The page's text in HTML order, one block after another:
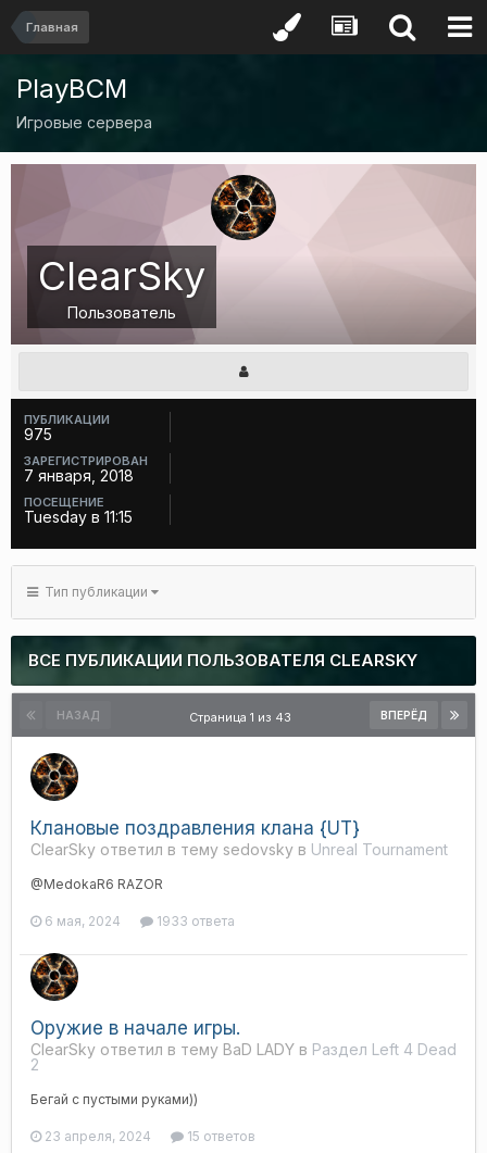
Главная
PlayBCM
Игровые сервера
ClearSky
Пользователь
ПУБЛИКАЦИИ
975
ЗАРЕГИСТРИРОВАН
7 января, 2018
ПОСЕЩЕНИЕ
Tuesday в 11:15
Тип публикации
ВСЕ ПУБЛИКАЦИИ ПОЛЬЗОВАТЕЛЯ CLEARSKY
НАЗАД ВПЕРЁД
Страница 1 из 43
Клановые поздравления клана {UT}
ClearSky ответил в тему sedovsky в Unreal Tournament
@MedokaR6 RAZOR
6 мая, 2024 1933 ответа
Оружие в начале игры.
ClearSky ответил в тему BaD LADY в Раздел Left 4 Dead
2
Бегай с пустыми руками))
23 апреля, 2024 15 ответов